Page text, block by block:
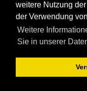
weitere Nutzung
der Verwendung
Weitere
Sie in unserer
Registrieren
Foren-Übersicht
Deutsche